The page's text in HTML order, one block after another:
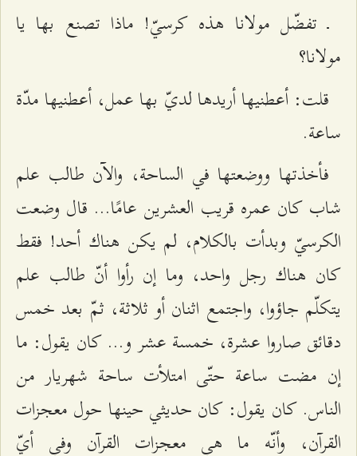
ـ تفضّل مولانا هذه كرسيّ! ماذا تصنع بها يا
مولانا؟
قلت: أعطنيها أريدها لديّ بها عمل، أعطنيها مدّة
ساعة.
فأخذتها ووضعتها في الساحة، والآن طالب علم
شاب كان عمره قريب العشرين عامًا... قال وضعت
الكرسيّ وبدأت بالكلام، لم يكن هناك أحد! فقط
كان هناك رجل واحد، وما إن رأوا أنّ طالب علم
يتكلّم جاؤوا، واجتمع اثنان أو ثلاثة، ثمّ بعد خمس
دقائق صاروا عشرة، خمسة عشر و... كان يقول: ما
إن مضت ساعة حتّى امتلأت ساحة شهريار من
الناس. كان يقول: كان حديثي حينها حول معجزات
القرآن، وأنّه ما هي معجزات القرآن وفي أيّ